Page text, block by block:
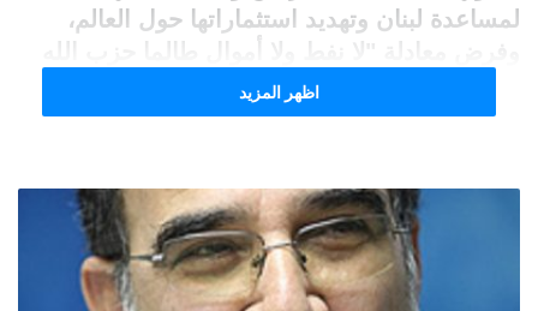
لمساعدة لبنان وتهديد استثماراتها حول العالم،
حزب الله فيه. خلاصةٌ لم تعُد سرّاً، بعدما تكفّل
المسؤولون الأميركيون الواحد تلوَ الآخر، بإشهار
الشروط المطلوب من الدولة اللبنانية أن تلبيها،
اظهر المزيد